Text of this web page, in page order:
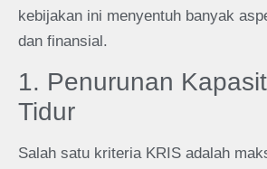
kebijakan ini menyentuh banyak
dan finansial.
1. Penurunan
Tidur
Salah satu kriteria KRIS adalah